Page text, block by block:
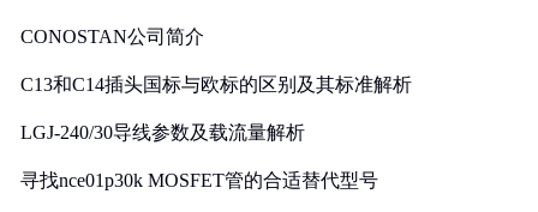
CONOSTAN公司简介
C13和C14插头国标与欧标的区别及其标准解析
LGJ-240/30导线参数及载流量解析
寻找nce01p30k MOSFET管的合适替代型号